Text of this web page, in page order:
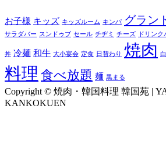
お子様 キッズ キッズルーム キンパ グラン
サラダバー スンドゥブ セール チヂミ チーズ ドリンク
丼 冷麺 和牛 大小宴会 定食 日替わり 焼肉
料理 食べ放題 麺 黒まる
Copyright © 焼肉・韓国料理 韓国苑 |
KANKOKUEN